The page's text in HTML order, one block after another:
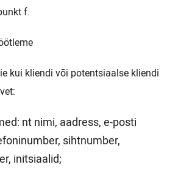
f.
kui kliendi või potentsiaalse kliendi
nt nimi, aadress, e-posti
sihtnumber,
initsiaalid;